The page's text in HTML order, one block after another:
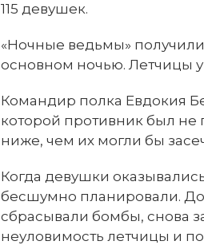
115 девушек.
«Ночные ведьмы»
основном ночью. Летчицы
Командир полка Евдокия
которой противник был не
ниже, чем их могли бы
Когда девушки
бесшумно планировали.
сбрасывали бомбы, снова
неуловимость летчицы и